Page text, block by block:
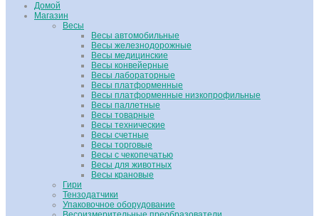
Домой
Магазин
Весы
Весы автомобильные
Весы железнодорожные
Весы медицинские
Весы конвейерные
Весы лабораторные
Весы платформенные
Весы платформенные низкопрофильные
Весы паллетные
Весы товарные
Весы технические
Весы счетные
Весы торговые
Весы с чекопечатью
Весы для животных
Весы крановые
Гири
Тензодатчики
Упаковочное оборудование